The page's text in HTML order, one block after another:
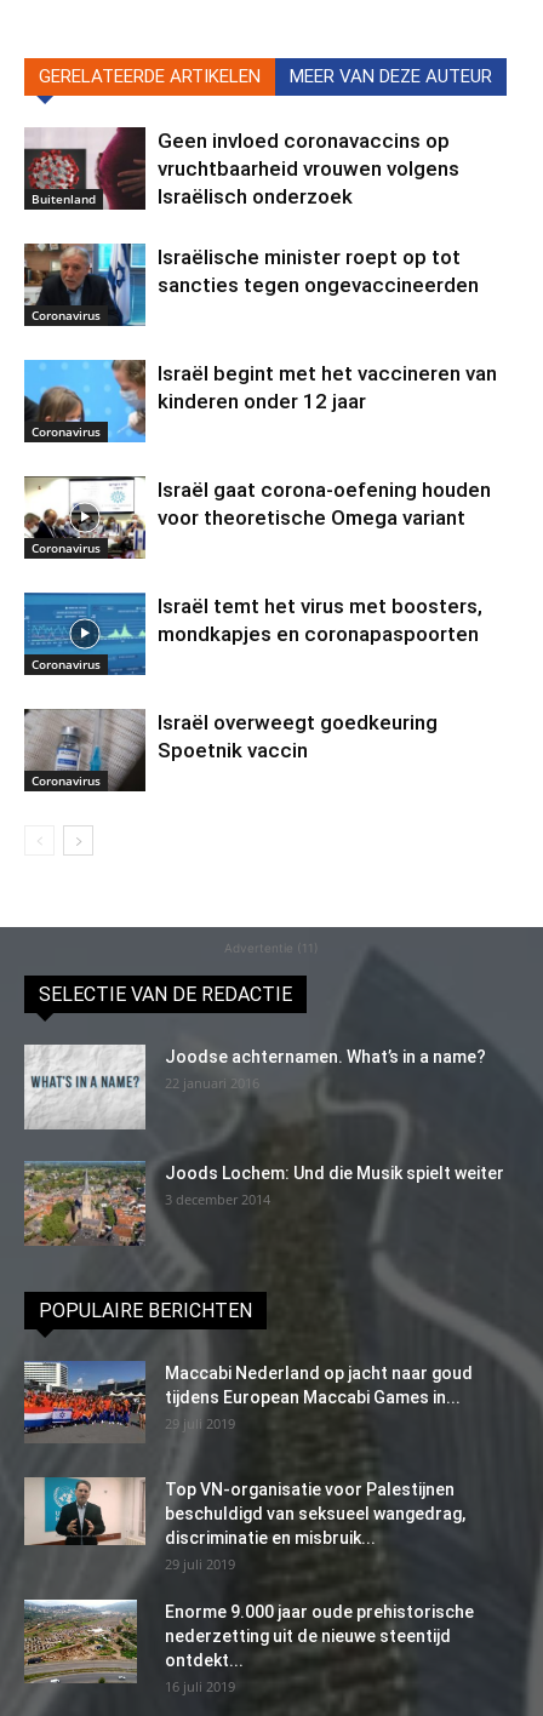
GERELATEERDE ARTIKELEN MEER VAN DEZE AUTEUR
Buitenland
Geen invloed coronavaccins op
vruchtbaarheid vrouwen volgens
Israëlisch onderzoek
Coronavirus
Israëlische minister roept op tot
sancties tegen ongevaccineerden
Coronavirus
Israël begint met het vaccineren van
kinderen onder 12 jaar
Coronavirus
Israël gaat corona-oefening houden
voor theoretische Omega variant
Coronavirus
Israël temt het virus met boosters,
mondkapjes en coronapaspoorten
Coronavirus
Israël overweegt goedkeuring
Spoetnik vaccin
Advertentie (11)
SELECTIE VAN DE REDACTIE
Joodse achternamen. What’s in a name?
22 januari 2016
Joods Lochem: Und die Musik spielt weiter
3 december 2014
POPULAIRE BERICHTEN
Maccabi Nederland op jacht naar goud
tijdens European Maccabi Games in...
29 juli 2019
Top VN-organisatie voor Palestijnen
beschuldigd van seksueel wangedrag,
discriminatie en misbruik...
29 juli 2019
Enorme 9.000 jaar oude prehistorische
nederzetting uit de nieuwe steentijd
ontdekt...
16 juli 2019